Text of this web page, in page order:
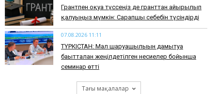
Грантпен оқуға түссеңіз де гранттан айырылып
қалуыңыз мүмкін: Сарапшы себебін түсіндірді
07.08.2026 11:11
ТҮРКІСТАН: Мал шаруашылығын дамытуға
бағытталған жеңілдетілген несиелер бойынша
семинар өтті
Тағы мақалалар